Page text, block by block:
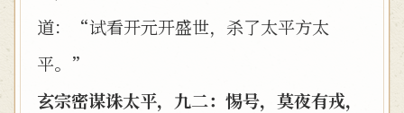
道：“试看开元开盛世，杀了太平方太
平。”
玄宗密谋诛太平，九二：惕号，莫夜有戎，